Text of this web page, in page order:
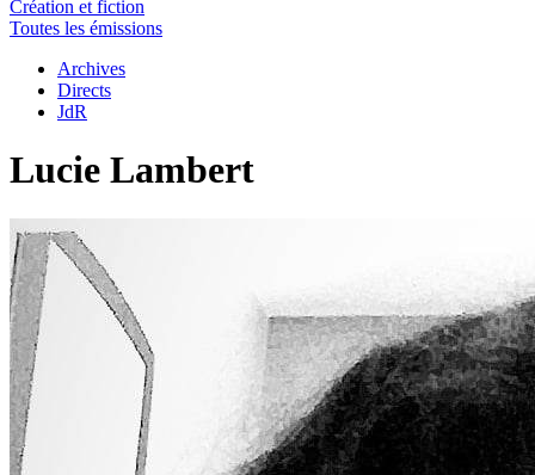
Création et fiction
Toutes les émissions
Archives
Directs
JdR
Lucie Lambert